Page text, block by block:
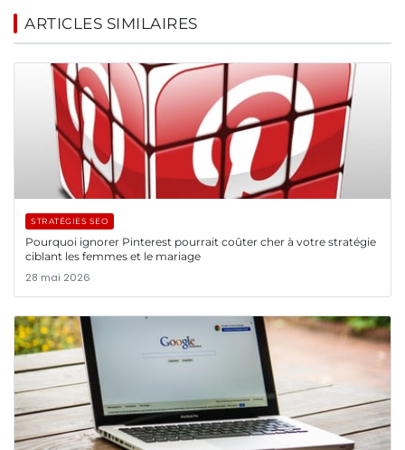
ARTICLES SIMILAIRES
STRATÉGIES SEO
Pourquoi ignorer Pinterest pourrait coûter cher à votre stratégie
ciblant les femmes et le mariage
28 mai 2026